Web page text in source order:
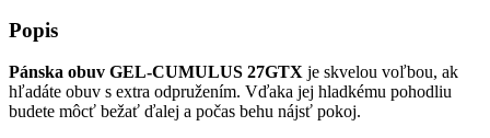
Popis
Pánska obuv GEL-CUMULUS 27GTX je skvelou voľbou, ak
hľadáte obuv s extra odpružením. Vďaka jej hladkému pohodliu
budete môcť bežať ďalej a počas behu nájsť pokoj.